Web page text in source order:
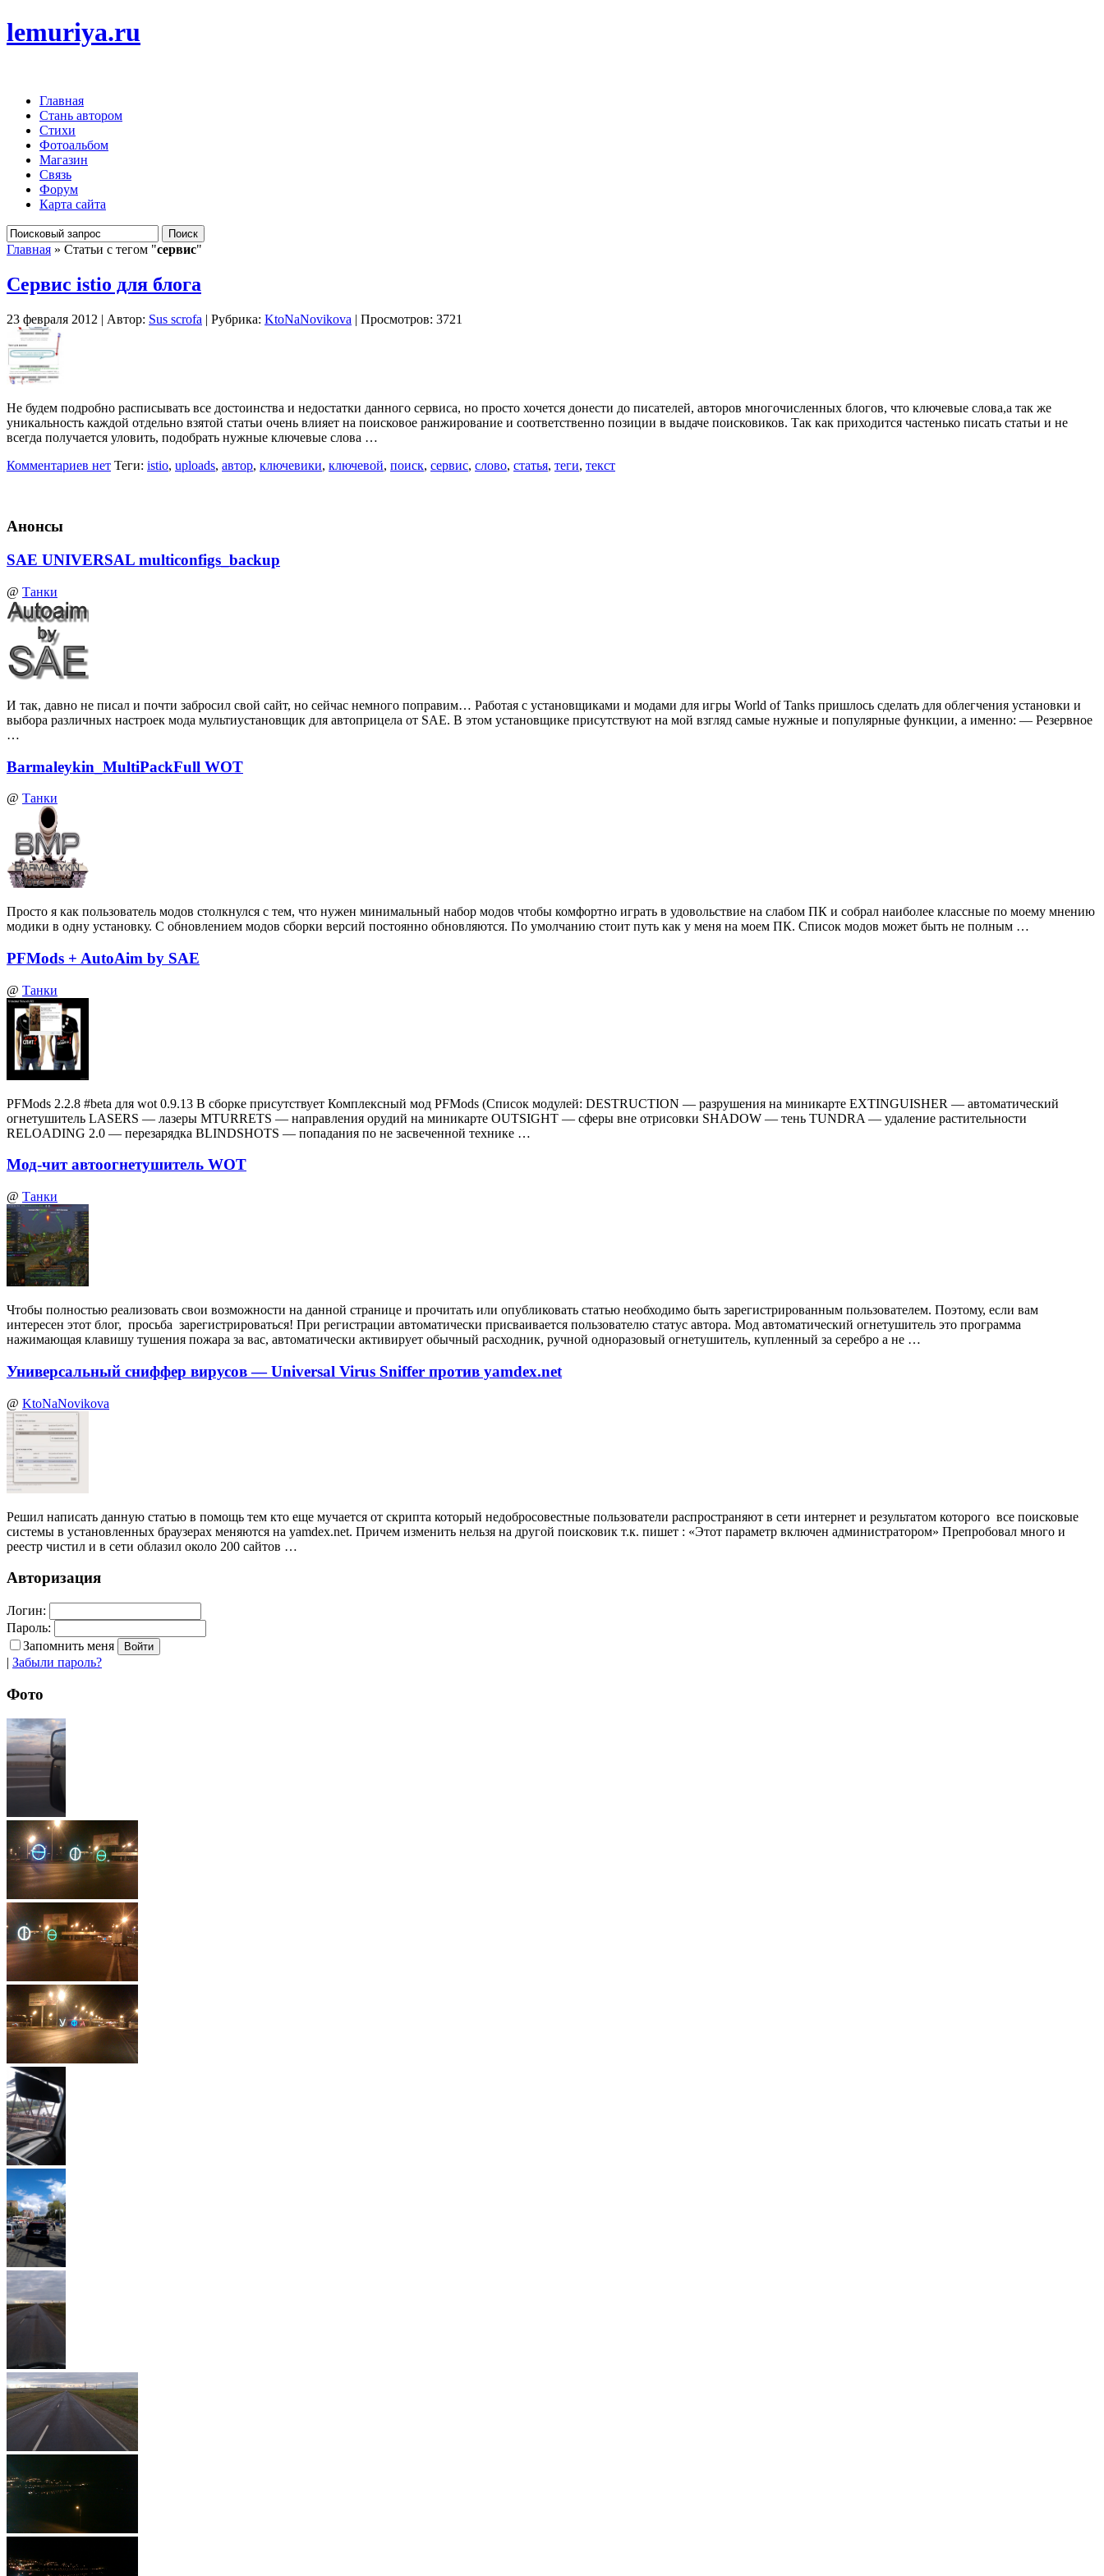
lemuriya.ru
Главная
Стань автором
Стихи
Фотоальбом
Магазин
Связь
Форум
Карта сайта
Главная » Статьи с тегом "сервис"
Сервис istio для блога
23 февраля 2012 | Автор: Sus scrofa | Рубрика: KtoNaNovikova | Просмотров: 3721
Не будем подробно расписывать все достоинства и недостатки данного сервиса, но просто хочется донести до писателей, авторов многочисленных блогов, что ключевые слова,а так же
уникальность каждой отдельно взятой статьи очень влияет на поисковое ранжирование и соответственно позиции в выдаче поисковиков. Так как приходится частенько писать статьи и не
всегда получается уловить, подобрать нужные ключевые слова …
Комментариев нет Теги: istio, uploads, автор, ключевики, ключевой, поиск, сервис, слово, статья, теги, текст
Анонсы
SAE UNIVERSAL multiconfigs_backup
@ Танки
И так, давно не писал и почти забросил свой сайт, но сейчас немного поправим… Работая с установщиками и модами для игры World of Tanks пришлось сделать для облегчения установки и
выбора различных настроек мода мультиустановщик для автоприцела от SAE. В этом установщике присутствуют на мой взгляд самые нужные и популярные функции, а именно: — Резервное
…
Barmaleykin_MultiPackFull WOT
@ Танки
Просто я как пользователь модов столкнулся с тем, что нужен минимальный набор модов чтобы комфортно играть в удовольствие на слабом ПК и собрал наиболее классные по моему мнению
модики в одну установку. С обновлением модов сборки версий постоянно обновляются. По умолчанию стоит путь как у меня на моем ПК. Список модов может быть не полным …
PFMods + AutoAim by SAE
@ Танки
PFMods 2.2.8 #beta для wot 0.9.13 В сборке присутствует Комплексный мод PFMods (Список модулей: DESTRUCTION — разрушения на миникарте EXTINGUISHER — автоматический
огнетушитель LASERS — лазеры MTURRETS — направления орудий на миникарте OUTSIGHT — сферы вне отрисовки SHADOW — тень TUNDRA — удаление растительности
RELOADING 2.0 — перезарядка BLINDSHOTS — попадания по не засвеченной технике …
Мод-чит автоогнетушитель WOT
@ Танки
Чтобы полностью реализовать свои возможности на данной странице и прочитать или опубликовать статью необходимо быть зарегистрированным пользователем. Поэтому, если вам
интересен этот блог, просьба зарегистрироваться! При регистрации автоматически присваивается пользователю статус автора. Мод автоматический огнетушитель это программа
нажимающая клавишу тушения пожара за вас, автоматически активирует обычный расходник, ручной одноразовый огнетушитель, купленный за серебро а не …
Универсальный сниффер вирусов — Universal Virus Sniffer против yamdex.net
@ KtoNaNovikova
Решил написать данную статью в помощь тем кто еще мучается от скрипта который недобросовестные пользователи распространяют в сети интернет и результатом которого все поисковые
системы в установленных браузерах меняются на yamdex.net. Причем изменить нельзя на другой поисковик т.к. пишет : «Этот параметр включен администратором» Препробовал много и
реестр чистил и в сети облазил около 200 сайтов …
Авторизация
Логин:
Пароль:
Запомнить меня
| Забыли пароль?
Фото